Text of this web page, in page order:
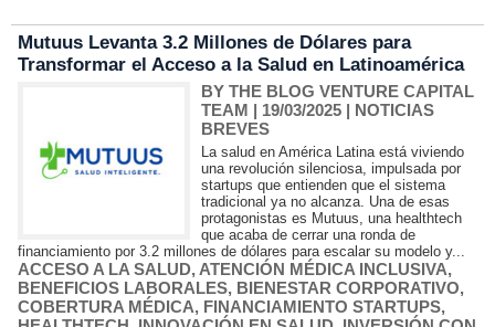
Mutuus Levanta 3.2 Millones de Dólares para
Transformar el Acceso a la Salud en Latinoamérica
BY THE BLOG VENTURE CAPITAL
TEAM | 19/03/2025 | NOTICIAS
BREVES
La salud en América Latina está viviendo
una revolución silenciosa, impulsada por
startups que entienden que el sistema
tradicional ya no alcanza. Una de esas
protagonistas es Mutuus, una healthtech
que acaba de cerrar una ronda de
financiamiento por 3.2 millones de dólares para escalar su modelo y...
ACCESO A LA SALUD, ATENCIÓN MÉDICA INCLUSIVA,
BENEFICIOS LABORALES, BIENESTAR CORPORATIVO,
COBERTURA MÉDICA, FINANCIAMIENTO STARTUPS,